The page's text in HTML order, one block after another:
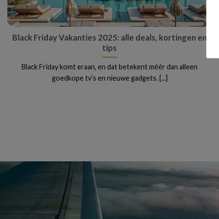
Black Friday Vakanties 2025: alle deals, kortingen en
tips
Black Friday komt eraan, en dat betekent méér dan alleen
goedkope tv’s en nieuwe gadgets. [...]